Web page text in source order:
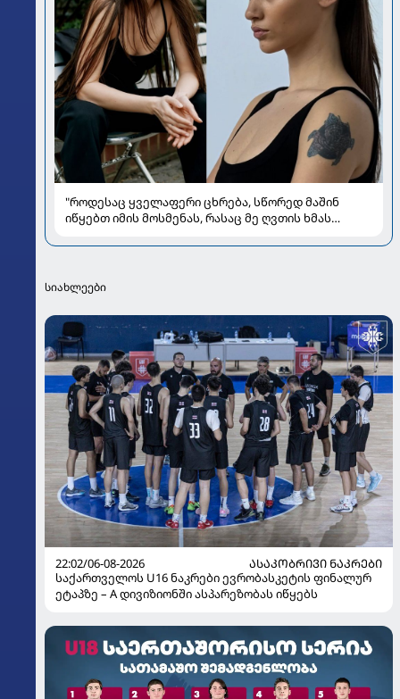
"როდესაც ყველაფერი ცხრება, სწორედ მაშინ
იწყებთ იმის მოსმენას, რასაც მე ღვთის ხმას
საზოგადოებას
სიახლეები
22:02/06-08-2026
ᲐᲡᲐᲙᲝᲑᲠᲘᲕᲘ ᲜᲐᲙᲠᲔᲑᲘ
საქართველოს U16 ნაკრები ევრობასკეტის ფინალურ
ეტაპზე – A დივიზიონში ასპარეზობას იწყებს